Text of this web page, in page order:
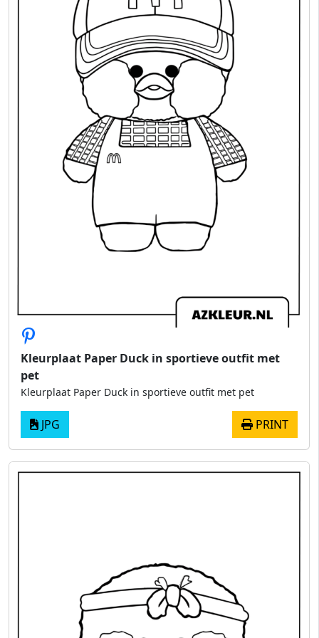
Kleurplaat Paper Duck in sportieve outfit met
pet
Kleurplaat Paper Duck in sportieve outfit met pet
JPG PRINT